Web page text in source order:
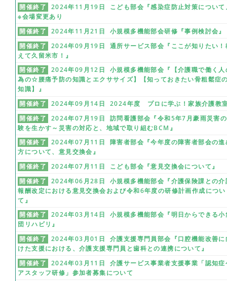
開催終了
2024年11月19日 こども部会『感染症防止対策について
※会場変更あり
開催終了
2024年11月21日 小規模多機能部会研修『事例検討会』
開催終了
2024年09月19日 通所サービス部会『ここが知りたい！
えて久留米市！』
開催終了
2024年09月12日 小規模多機能部会『【介護職で働く人
為の☆腰痛予防の知識とエクササイズ】【知っておきたい骨粗鬆症
知識】』
開催終了
2024年09月14日 2024年度 プロに学ぶ！家族介護教
開催終了
2024年07月19日 訪問看護部会『令和5年7月豪雨災害
験を生かす～災害の対応と、地域で取り組むBCM』
開催終了
2024年07月11日 障害者部会『今年度の障害者部会の進
方について、意見交換会』
開催終了
2024年07月11日 こども部会『意見交換会について』
開催終了
2024年06月28日 小規模多機能部会『介護保険課との介
報酬改定における意見交換会および令和6年度の研修計画作成につい
て』
開催終了
2024年03月14日 小規模多機能部会『明日からできる小
団リハビリ』
開催終了
2024年03月01日 介護支援専門員部会『口腔機能改善に
けた支援における、介護支援専門員と歯科との連携について』
開催終了
2024年03月11日 介護サービス事業者支援事業「認知症
アスタッフ研修」参加者募集について